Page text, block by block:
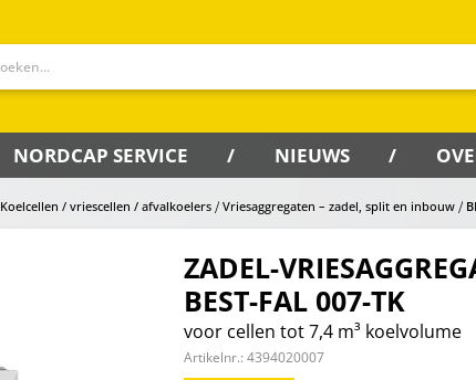
NORDCAP SERVICE NIEUWS
Koelcellen / vriescellen / afvalkoelers Vriesaggregaten – zadel, split en inbouw
ZADEL-
BEST-FAL 007-TK
voor cellen tot 7,4 m³ koelvolume
Artikelnr.: 4394020007